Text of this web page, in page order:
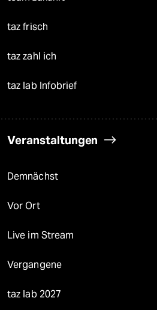
taz frisch
taz zahl ich
taz lab Infobrief
Veranstaltungen
Demnächst
Vor Ort
Live im Stream
Vergangene
taz lab 2027